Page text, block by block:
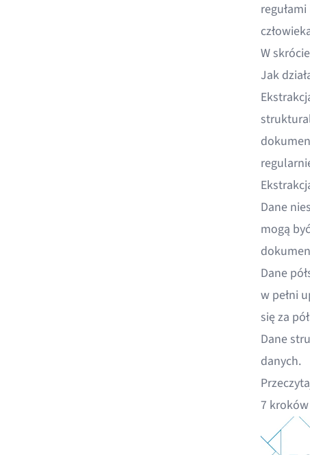
W
Jak
Dane
mogą
Dane
w pełni
się za
Dane
danych.
7